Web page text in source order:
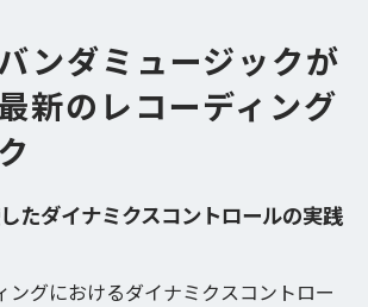
ンダミュージックが
新のレコーディング
たダイナミクスコントロールの実践
ングにおけるダイナミクスコントロー